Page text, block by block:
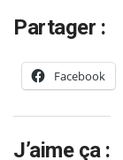
Partager :
Facebook
J’aime ça :